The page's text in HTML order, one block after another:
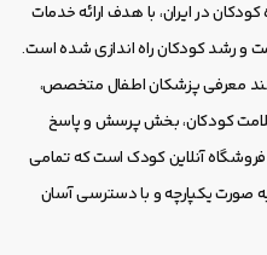
در ایران، با هدف ارائه خدمات
و رشد کودکان راه اندازی شده است.
معرفی پزشکان اطفال متخصص،
کودکان، بخش پرسش و پاسخ
آنلاین کودک است که تمامی
صورت یکپارچه و با دسترسی آسان